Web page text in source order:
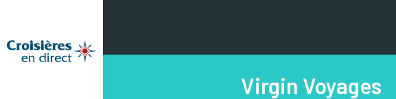
Virgin Voyages